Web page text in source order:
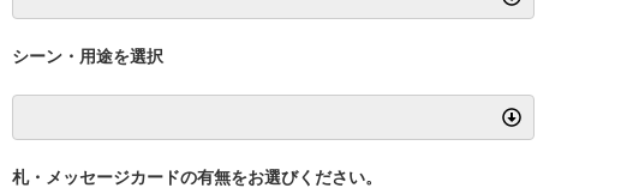
シーン・用途を選択
札・メッセージカードの有無をお選びください。